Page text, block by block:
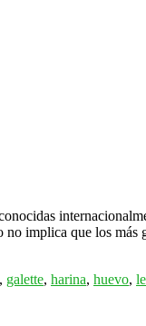
no implica que los
, galette, harina, huevo,